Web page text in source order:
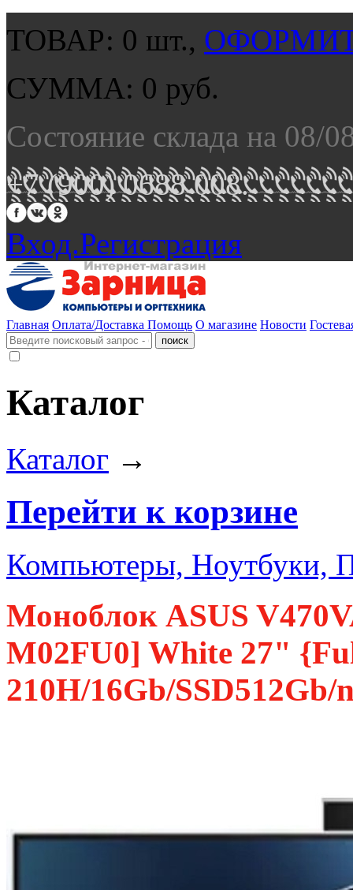
ТОВАР: 0 шт.,
СУММА: 0 руб.
Состояние склада на 08/
+7 (900) 0688 008.
Вход.Регистрация
Главная Оплата/Доставка Помощь О магазине Новости
Каталог
Каталог →
Перейти к корзине
Компьютеры, Ноутбуки,
Моноблок ASUS
M02FU0] White 27"
210H/16Gb/SSD512Gb/